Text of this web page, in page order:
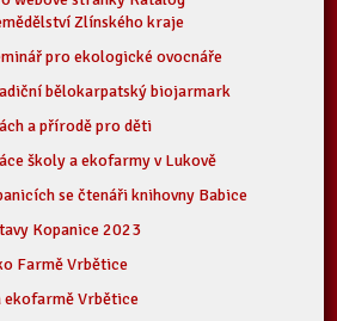
Zlínského kraje
pro ekologické ovocnáře
bělokarpatský biojarmark
a přírodě pro děti
školy a ekofarmy v Lukově
se čtenáři knihovny Babice
Kopanice 2023
Farmě Vrbětice
ekofarmě Vrbětice